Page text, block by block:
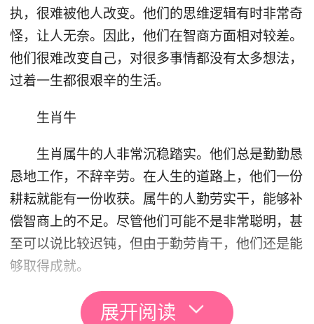
执，很难被他人改变。他们的思维逻辑有时非常奇
怪，让人无奈。因此，他们在智商方面相对较差。
他们很难改变自己，对很多事情都没有太多想法，
过着一生都很艰辛的生活。
生肖牛
生肖属牛的人非常沉稳踏实。他们总是勤勤恳
恳地工作，不辞辛劳。在人生的道路上，他们一份
耕耘就能有一份收获。属牛的人勤劳实干，能够补
偿智商上的不足。尽管他们可能不是非常聪明，甚
至可以说比较迟钝，但由于勤劳肯干，他们还是能
够取得成就。
展开阅读